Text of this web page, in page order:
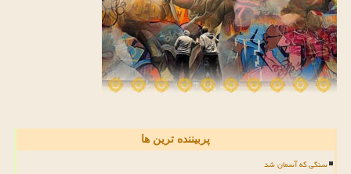
پربیننده ترین ها
سنگی که آسمان شد